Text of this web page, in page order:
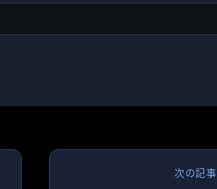
次の記事